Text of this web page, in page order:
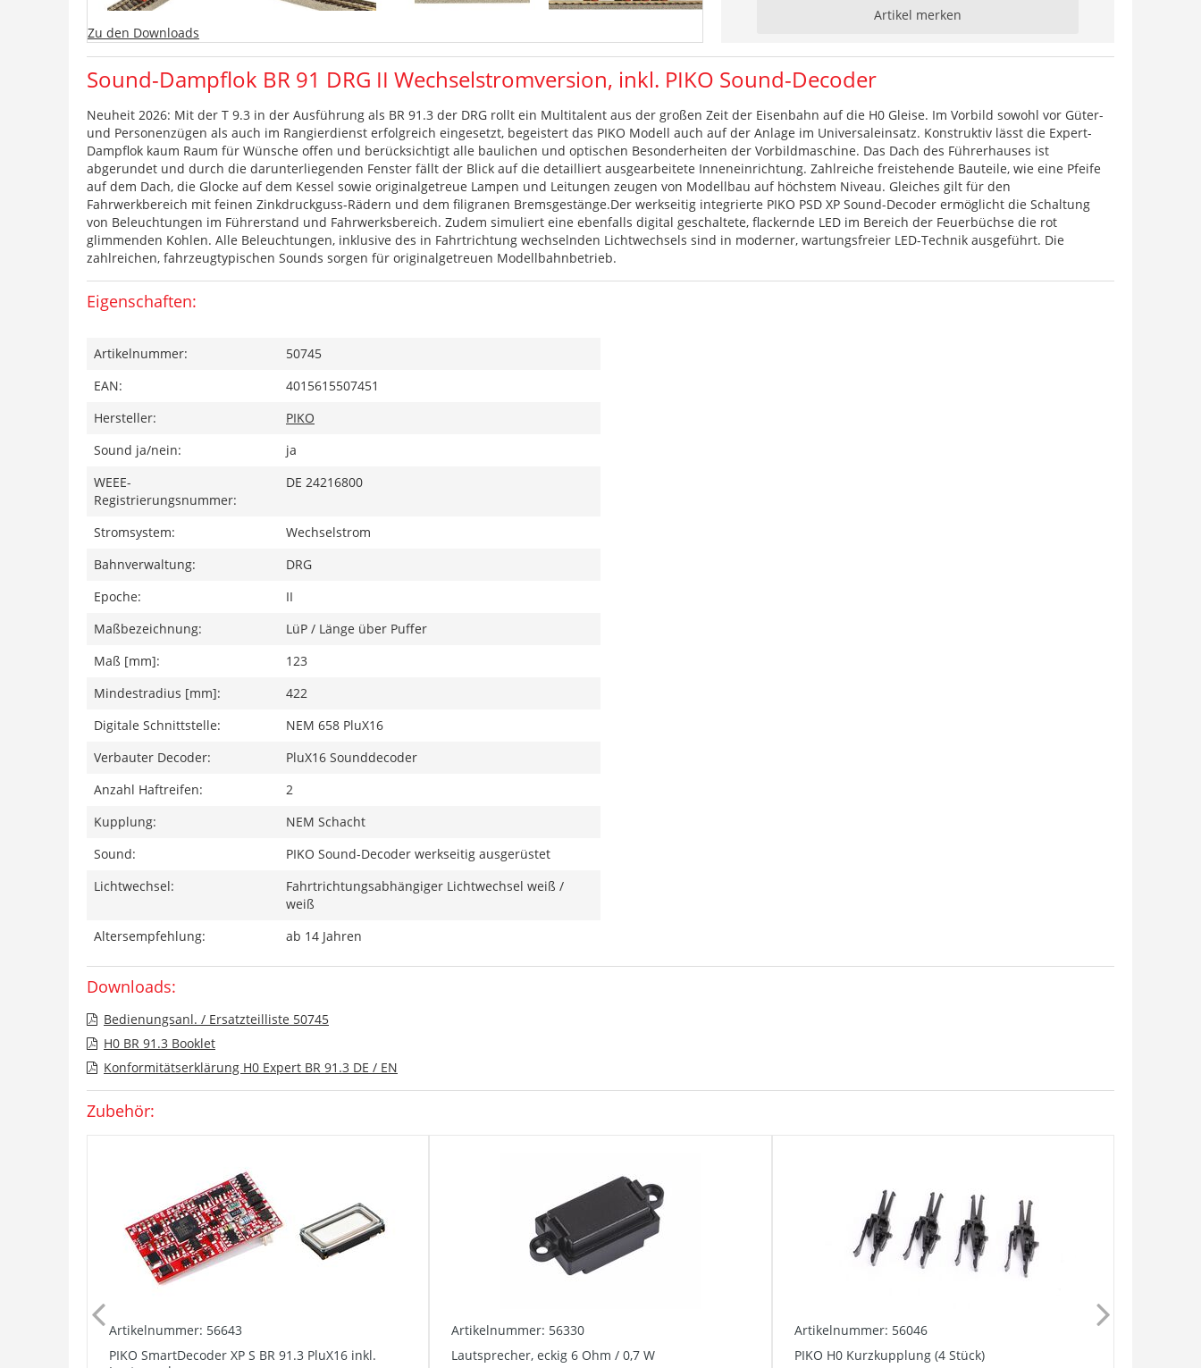
Zu den Downloads
Artikel merken
Sound-Dampflok BR 91 DRG II Wechselstromversion, inkl. PIKO Sound-Decoder
Neuheit 2026: Mit der T 9.3 in der Ausführung als BR 91.3 der DRG rollt ein Multitalent aus der großen Zeit der Eisenbahn auf die H0 Gleise. Im Vorbild sowohl vor Güter-
und Personenzügen als auch im Rangierdienst erfolgreich eingesetzt, begeistert das PIKO Modell auch auf der Anlage im Universaleinsatz. Konstruktiv lässt die Expert-
Dampflok kaum Raum für Wünsche offen und berücksichtigt alle baulichen und optischen Besonderheiten der Vorbildmaschine. Das Dach des Führerhauses ist
abgerundet und durch die darunterliegenden Fenster fällt der Blick auf die detailliert ausgearbeitete Inneneinrichtung. Zahlreiche freistehende Bauteile, wie eine Pfeife
auf dem Dach, die Glocke auf dem Kessel sowie originalgetreue Lampen und Leitungen zeugen von Modellbau auf höchstem Niveau. Gleiches gilt für den
Fahrwerkbereich mit feinen Zinkdruckguss-Rädern und dem filigranen Bremsgestänge.Der werkseitig integrierte PIKO PSD XP Sound-Decoder ermöglicht die Schaltung
von Beleuchtungen im Führerstand und Fahrwerksbereich. Zudem simuliert eine ebenfalls digital geschaltete, flackernde LED im Bereich der Feuerbüchse die rot
glimmenden Kohlen. Alle Beleuchtungen, inklusive des in Fahrtrichtung wechselnden Lichtwechsels sind in moderner, wartungsfreier LED-Technik ausgeführt. Die
zahlreichen, fahrzeugtypischen Sounds sorgen für originalgetreuen Modellbahnbetrieb.
Eigenschaften:
Artikelnummer:
50745
EAN:
4015615507451
Hersteller:
PIKO
Sound ja/nein:
ja
WEEE-
Registrierungsnummer:
DE 24216800
Stromsystem:
Wechselstrom
Bahnverwaltung:
DRG
Epoche:
II
Maßbezeichnung:
LüP / Länge über Puffer
Maß [mm]:
123
Mindestradius [mm]:
422
Digitale Schnittstelle:
NEM 658 PluX16
Verbauter Decoder:
PluX16 Sounddecoder
Anzahl Haftreifen:
2
Kupplung:
NEM Schacht
Sound:
PIKO Sound-Decoder werkseitig ausgerüstet
Lichtwechsel:
Fahrtrichtungsabhängiger Lichtwechsel weiß /
weiß
Altersempfehlung:
ab 14 Jahren
Downloads:
Bedienungsanl. / Ersatzteilliste 50745
H0 BR 91.3 Booklet
Konformitätserklärung H0 Expert BR 91.3 DE / EN
Zubehör:
Artikelnummer: 56643
PIKO SmartDecoder XP S BR 91.3 PluX16 inkl.
Artikelnummer: 56330
Lautsprecher, eckig 6 Ohm / 0,7 W
Artikelnummer: 56046
PIKO H0 Kurzkupplung (4 Stück)